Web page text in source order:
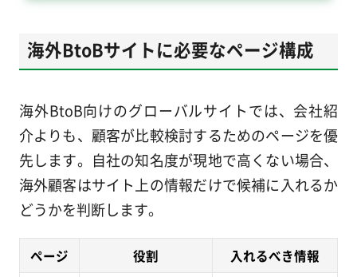
海外BtoBサイトに必要なページ構成
海外BtoB向けのグローバルサイトでは、会社紹
介よりも、顧客が比較検討するためのページを優
先します。自社の知名度が現地で高くない場合、
海外顧客はサイト上の情報だけで候補に入れるか
どうかを判断します。
ページ 役割 入れるべき情報